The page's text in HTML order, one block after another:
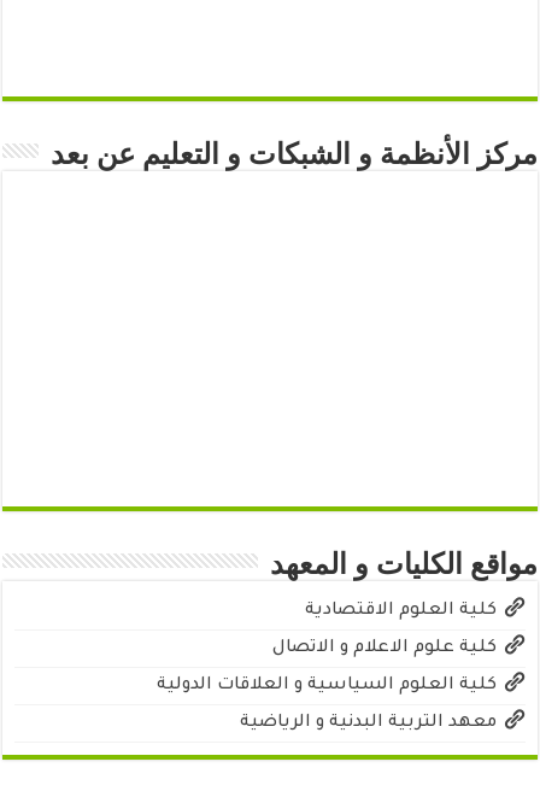
مركز الأنظمة و الشبكات و التعليم عن بعد
مواقع الكليات و المعهد
كلية العلوم الاقتصادية
كلية علوم الاعلام و الاتصال
كلية العلوم السياسية و العلاقات الدولية
معهد التربية البدنية و الرياضية